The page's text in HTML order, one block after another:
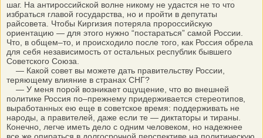
шаг. На антироссийской волне никому не удастся не то что
избраться главой государства, но и пройти в депутаты
райсовета. Чтобы Киргизия потеряла пророссийскую
ориентацию — для этого нужно “постараться” самой России.
Что, в общем–то, и происходило после того, как Россия обрела
для себя независимость от остальных республик бывшего
Советского Союза.
— Какой совет вы можете дать правительству России,
теряющему влияние в странах СНГ?
— У меня порой возникает ощущение, что во внешней
политике Россия по–прежнему придерживается стереотипов,
выработанных ею еще в советское время: поддерживать не
народы, а правителей, даже если те — диктаторы и тираны.
Конечно, легче иметь дело с одним человеком, но надежнее